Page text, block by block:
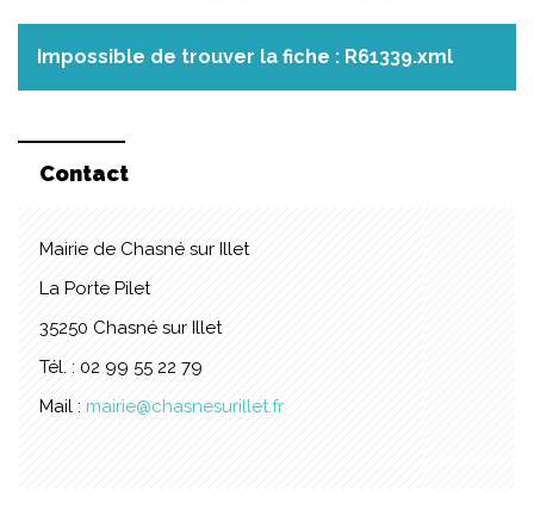
Impossible de trouver la fiche : R61339.xml
Contact
Mairie de Chasné sur Illet
La Porte Pilet
35250 Chasné sur Illet
Tél. : 02 99 55 22 79
Mail : mairie@chasnesurillet.fr